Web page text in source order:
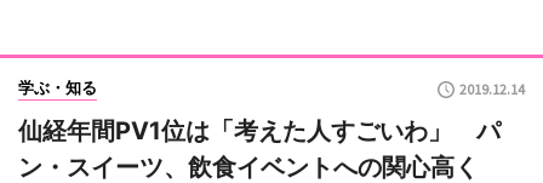
学ぶ・知る 2019.12.14
仙経年間PV1位は「考えた人すごいわ」 パ
ン・スイーツ、飲食イベントへの関心高く